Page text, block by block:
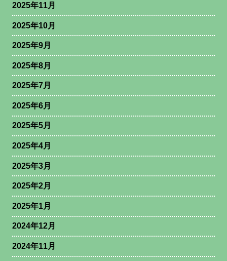
2025年11月
2025年10月
2025年9月
2025年8月
2025年7月
2025年6月
2025年5月
2025年4月
2025年3月
2025年2月
2025年1月
2024年12月
2024年11月